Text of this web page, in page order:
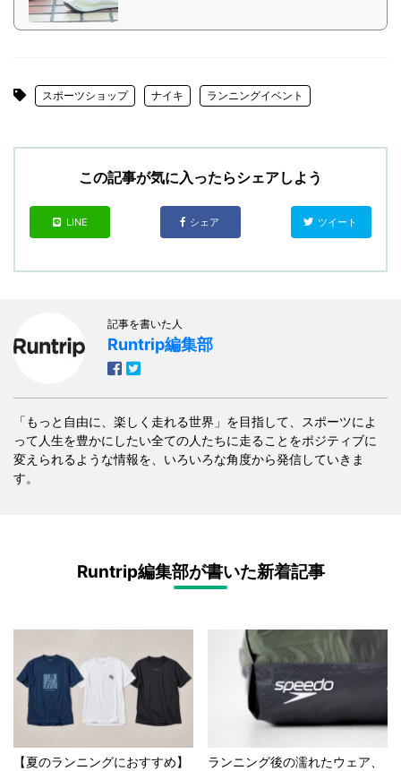
スポーツショップ ナイキ ランニングイベント
この記事が気に入ったらシェアしよう
LINE シェア ツイート
記事を書いた人
Runtrip編集部
「もっと自由に、楽しく走れる世界」を目指して、スポーツによ
って人生を豊かにしたい全ての人たちに走ることをポジティブに
変えられるような情報を、いろいろな角度から発信していきま
す。
Runtrip編集部が書いた新着記事
【夏のランニングにおすすめ】
ランニング後の濡れたウェア、